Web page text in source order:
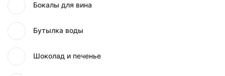
Бокалы для вина
Бутылка воды
Шоколад и печенье